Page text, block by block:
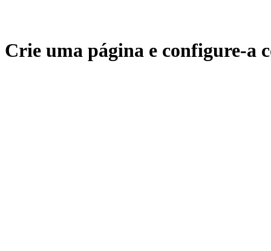
Crie uma página e configure-a